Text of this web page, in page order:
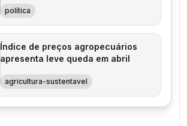
política
Índice de preços agropecuários
apresenta leve queda em abril
agricultura-sustentavel